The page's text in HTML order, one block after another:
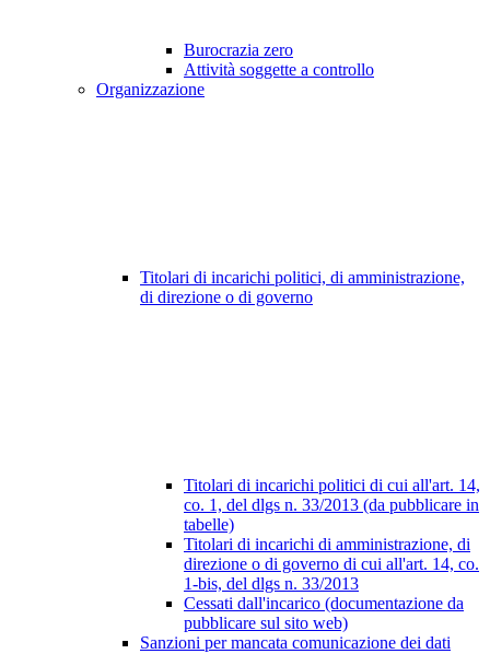
Burocrazia zero
Attività soggette a controllo
Organizzazione
Titolari di incarichi politici, di amministrazione,
di direzione o di governo
Titolari di incarichi politici di cui all'art. 14,
co. 1, del dlgs n. 33/2013 (da pubblicare in
tabelle)
Titolari di incarichi di amministrazione, di
direzione o di governo di cui all'art. 14, co.
1-bis, del dlgs n. 33/2013
Cessati dall'incarico (documentazione da
pubblicare sul sito web)
Sanzioni per mancata comunicazione dei dati